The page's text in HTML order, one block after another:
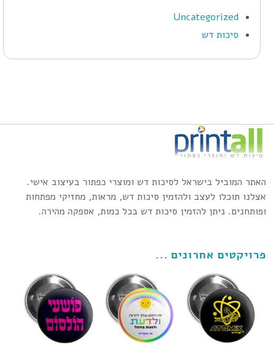
Uncategorized
סיכות דש
האתר המוביל בישראל לסיכות דש ומוצרי כפתור בעיצוב אישי.
אצלנו תוכלו לעצב ולהזמין סיכות דש, מראות, מחזיקי מפתחות
ופותחנים. ניתן להזמין סיכות דש בכל כמות, אספקה מהירה.
פרויקטים אחרונים